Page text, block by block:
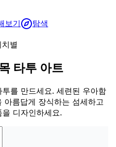
보기 탐색
치별
타투 아트
를 만드세요. 세련된 우아함
름답게 장식하는 섬세하고
디자인하세요.